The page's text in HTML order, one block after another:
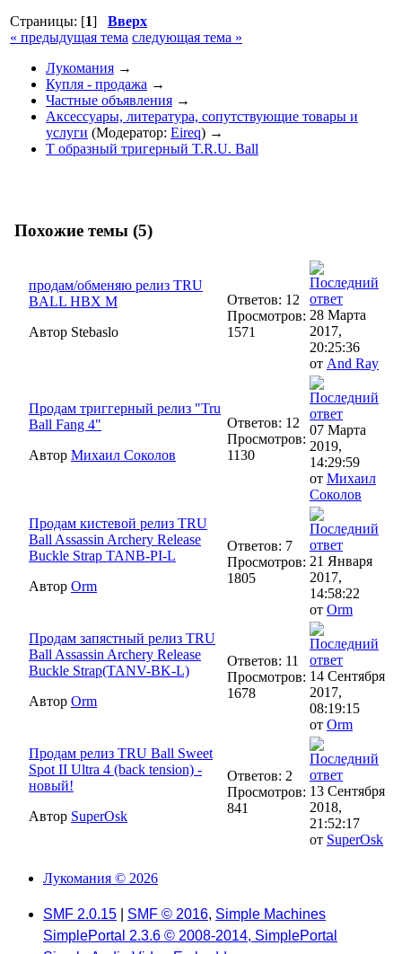
Страницы: [1] Вверх
« предыдущая тема следующая тема »
Лукомания →
Купля - продажа →
Частные объявления →
Аксессуары, литература, сопутствующие товары и
услуги (Модератор: Eireq) →
Т образный тригерный T.R.U. Ball
Похожие темы (5)
продам/обменяю релиз TRU
BALL HBX M
Автор Stebaslo
Ответов: 12
Просмотров:
1571
28 Марта
2017,
20:25:36
от And Ray
Продам триггерный релиз "Tru
Ball Fang 4"
Автор Михаил Соколов
Ответов: 12
Просмотров:
1130
07 Марта
2019,
14:29:59
от Михаил
Соколов
Продам кистевой релиз TRU
Ball Assassin Archery Release
Buckle Strap TANB-PI-L
Автор Orm
Ответов: 7
Просмотров:
1805
21 Января
2017,
14:58:22
от Orm
Продам запястный релиз TRU
Ball Assassin Archery Release
Buckle Strap(TANV-BK-L)
Автор Orm
Ответов: 11
Просмотров:
1678
14 Сентября
2017,
08:19:15
от Orm
Продам релиз TRU Ball Sweet
Spot II Ultra 4 (back tension) -
новый!
Автор SuperOsk
Ответов: 2
Просмотров:
841
13 Сентября
2018,
21:52:17
от SuperOsk
Лукомания © 2026
SMF 2.0.15 SMF © 2016, Simple Machines
SimplePortal 2.3.6 © 2008-2014, SimplePortal